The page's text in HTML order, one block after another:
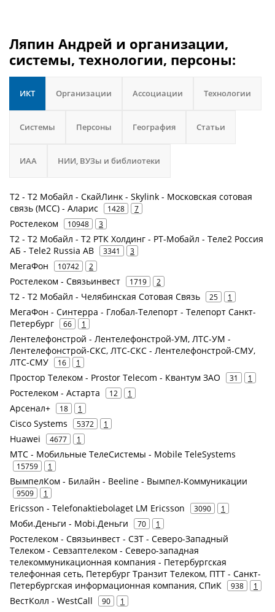
Ляпин Андрей и организации,
системы, технологии, персоны:
ИКТ Организации Ассоциации Технологии
Системы Персоны География Статьи
ИАА НИИ, ВУЗы и библиотеки
Т2 - Т2 Мобайл - СкайЛинк - Skylink - Московская сотовая
связь (МСС) - Аларис
1428 7
Ростелеком 10948 3
Т2 - Т2 Мобайл - Т2 РТК Холдинг - РТ-Мобайл - Теле2 Россия
АБ - Tele2 Russia AB
3341 3
МегаФон 10742 2
Ростелеком - Связьинвест 1719 2
Т2 - Т2 Мобайл - Челябинская Сотовая Связь 25 1
МегаФон - Синтерра - Глобал-Телепорт - Телепорт Санкт-
Петербург
66 1
Лентелефонстрой - Лентелефонстрой-УМ, ЛТС-УМ -
Лентелефонстрой-СКС, ЛТС-СКС - Лентелефонстрой-СМУ,
ЛТС-СМУ
16 1
Простор Телеком - Prostor Telecom - Квантум ЗАО 31 1
Ростелеком - Астарта 12 1
Арсенал+ 18 1
Cisco Systems 5372 1
Huawei 4677 1
МТС - Мобильные ТелеСистемы - Mobile TeleSystems
15759 1
ВымпелКом - Билайн - Beeline - Вымпел-Коммуникации
9509 1
Ericsson - Telefonaktiebolaget LM Ericsson 3090 1
Моби.Деньги - Mobi.Деньги 70 1
Ростелеком - Связьинвест - СЗТ - Северо-Западный
Телеком - Севзаптелеком - Северо-западная
телекоммуникационная компания - Петербургская
телефонная сеть, Петербург Транзит Телеком, ПТТ - Санкт-
Петербургская информационная компания, СПиК
938 1
ВестКолл - WestCall 90 1